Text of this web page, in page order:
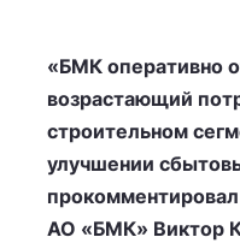
«БМК оперативно
возрастающий
строительном
улучшении
АО «БМК» Виктор